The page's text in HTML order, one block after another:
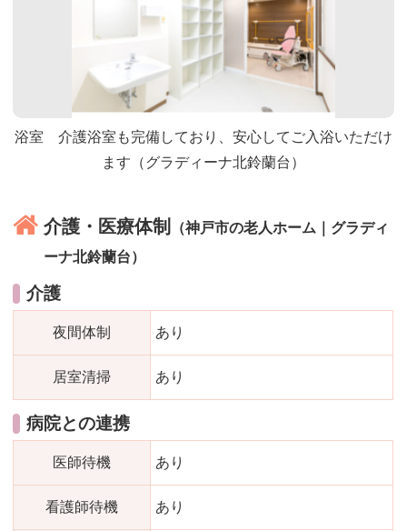
浴室 介護浴室も完備しており、安心してご入浴いただけ
ます（グラディーナ北鈴蘭台）
介護・医療体制
（神戸市の老人ホーム｜グラディ
ーナ北鈴蘭台）
介護
夜間体制 あり
居室清掃 あり
病院との連携
医師待機 あり
看護師待機 あり